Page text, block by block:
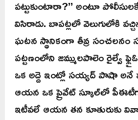
పట్టుకుంటారా?’’ అంటూ
విసిరాడు. బాపట్లలో వెలుగులోకి
ఘటన స్థానికంగా తీవ్ర సంచలనం
పట్టణంలోని జమ్ములపాలెం రైల్వే
ఒక అద్దె ఇంట్లో సయ్యద్ పాషా అనే
ఆయన ఒక ప్రైవేట్ స్కూల్‌లో పీఈటీగా
ఇటీవలే ఆయన తన కూతురుకు